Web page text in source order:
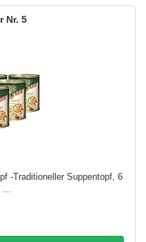
5
-Traditioneller Suppentopf, 6
...